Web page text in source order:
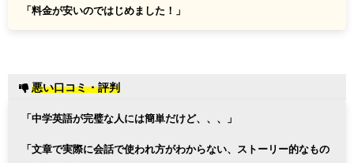
「料金が安いのではじめました！」
悪い口コミ・評判
「中学英語が完璧な人には簡単だけど、、、」
「文章で実際に会話で使われ方がわからない、
ストーリー的なもの